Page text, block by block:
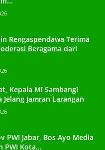
Rengaspendawa Terima
Beragama dari
Kepala MI Sambangi
Jamran Larangan
PWI Jabar, Bos Ayo Media
PWI Kota...